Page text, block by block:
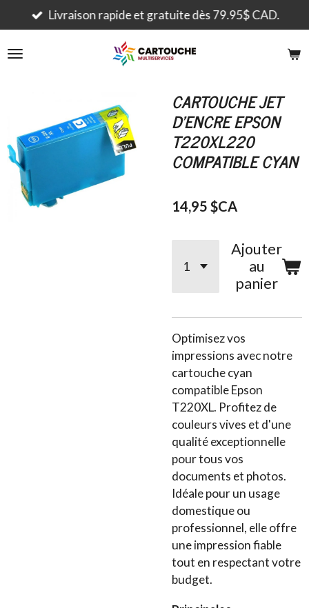
Passer
au
contenu
Livraison rapide et gratuite dès 79.95$ CAD.
CARTOUCHE JET
D'ENCRE EPSON
T220XL220
COMPATIBLE CYAN
14,95 $CA
Ajouter
au
panier
Optimisez vos
impressions avec notre
cartouche cyan
compatible Epson
T220XL. Profitez de
couleurs vives et d'une
qualité exceptionnelle
pour tous vos
documents et photos.
Idéale pour un usage
domestique ou
professionnel, elle offre
une impression fiable
tout en respectant votre
budget.